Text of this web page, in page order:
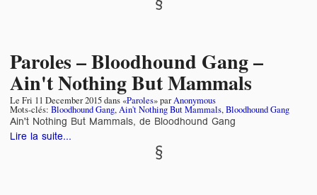
Paroles – Bloodhound Gang –
Ain't Nothing But Mammals
Le Fri 11 December 2015dans «Paroles» parAnonymous
Mots-clés: Bloodhound Gang,Ain't Nothing But Mammals,Bloodhound Gang
Ain't Nothing But Mammals, de Bloodhound Gang
Lire la suite...